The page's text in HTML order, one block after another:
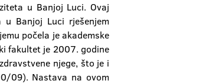
u Banjoj Luci. Ovaj
u Banjoj Luci rješenjem
počela je akademske
fakultet je 2007. godine
njege, što je i
09). Nastava na ovom